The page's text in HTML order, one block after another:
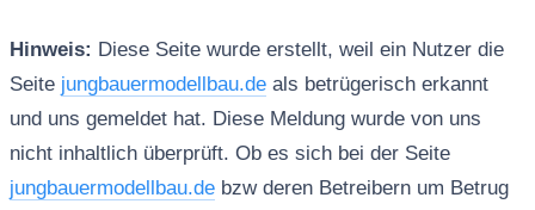
Hinweis: Diese Seite wurde erstellt, weil ein Nutzer die
Seite jungbauermodellbau.deals betrügerisch erkannt
und uns gemeldet hat. Diese Meldung wurde von uns
nicht inhaltlich überprüft. Ob es sich bei der Seite
jungbauermodellbau.debzw deren Betreibern um Betrug